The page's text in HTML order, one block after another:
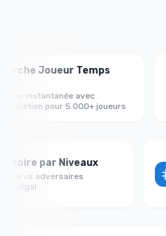
Joueur Temps
avec
pour 5.000+ joueurs
Victoire par Niveaux
vs adversaires
faible/égal